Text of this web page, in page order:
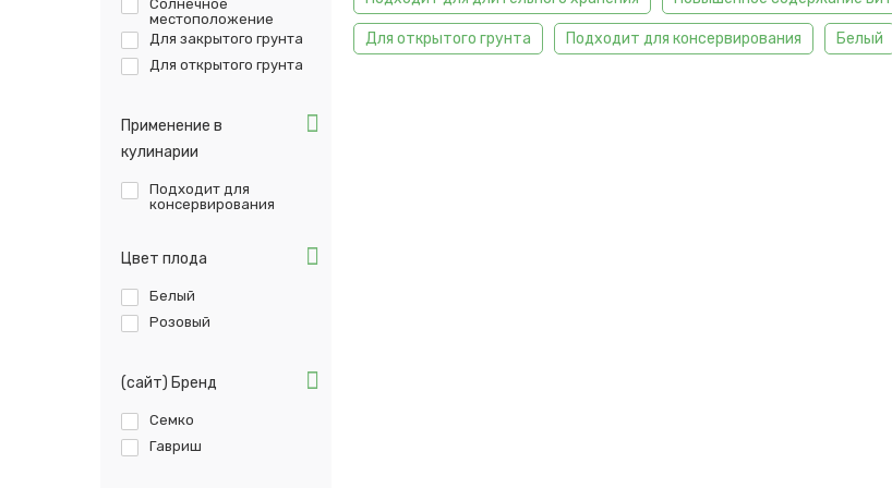
Солнечное
местоположение
Для закрытого грунта
Для открытого грунта
Применение в
кулинарии
Подходит для
консервирования
Цвет плода
Белый
Розовый
(сайт) Бренд
Семко
Гавриш
Для открытого грунта Подходит для консервирования Белый